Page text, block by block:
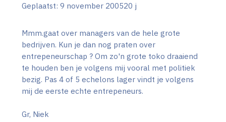
Geplaatst: 9 november 200520 j
Mmm.gaat over managers van de hele grote
bedrijven. Kun je dan nog praten over
entrepeneurschap ? Om zo'n grote toko draaiend
te houden ben je volgens mij vooral met politiek
bezig. Pas 4 of 5 echelons lager vindt je volgens
mij de eerste echte entrepeneurs.
Gr, Niek